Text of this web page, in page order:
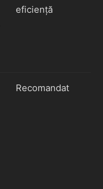
eficiență
Recomandat